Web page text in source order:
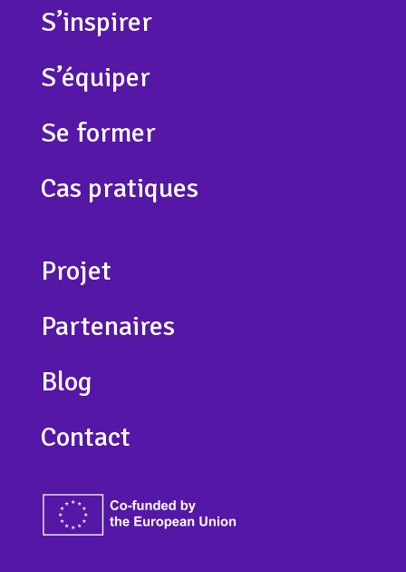
S’inspirer
S’équiper
Se former
Cas pratiques
Projet
Partenaires
Blog
Contact